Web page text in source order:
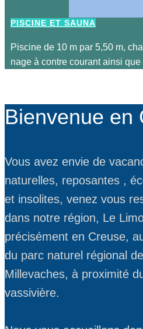
PISCINE ET SAUNA
Piscine de 10 m par 5,50 m,
nage à contre courant ainsi
Bienvenue ​en
Vous avez envie de
naturelles, reposantes ,
et insolites, venez vous
dans notre région, Le
précisément en Creuse,
du parc naturel régional de
Millevaches, à proximité
vassivière.